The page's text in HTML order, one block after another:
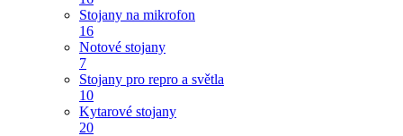
Stojany na mikrofon
16
Notové stojany
7
Stojany pro repro a světla
10
Kytarové stojany
20